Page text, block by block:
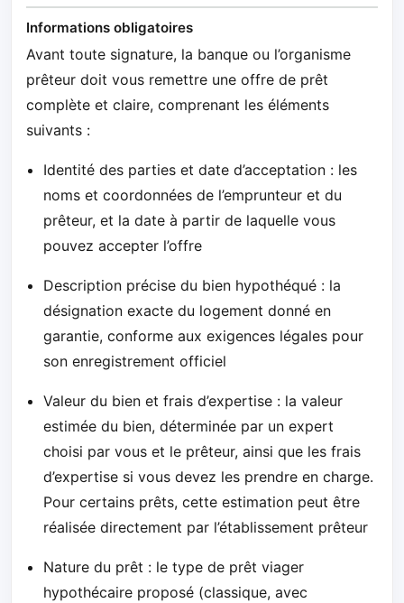
Informations obligatoires
Avant toute signature, la banque ou l’organisme
prêteur doit vous remettre une offre de prêt
complète et claire, comprenant les éléments
suivants :
Identité des parties et date d’acceptation : les
noms et coordonnées de l’emprunteur et du
prêteur, et la date à partir de laquelle vous
pouvez accepter l’offre
Description précise du bien hypothéqué : la
désignation exacte du logement donné en
garantie, conforme aux exigences légales pour
son enregistrement officiel
Valeur du bien et frais d’expertise : la valeur
estimée du bien, déterminée par un expert
choisi par vous et le prêteur, ainsi que les frais
d’expertise si vous devez les prendre en charge.
Pour certains prêts, cette estimation peut être
réalisée directement par l’établissement prêteur
Nature du prêt : le type de prêt viager
hypothécaire proposé (classique, avec